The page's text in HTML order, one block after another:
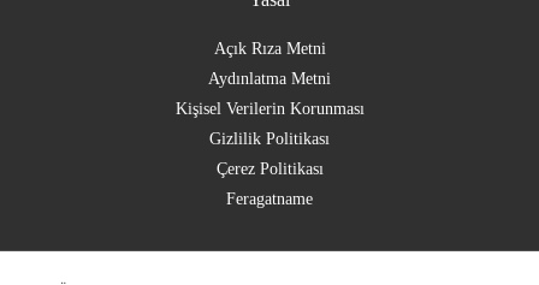
Açık Rıza Metni
Aydınlatma Metni
Kişisel Verilerin Korunması
Gizlilik Politikası
Çerez Politikası
Feragatname